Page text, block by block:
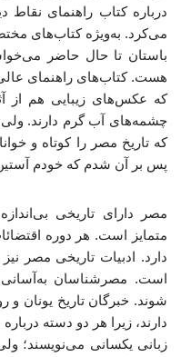
درباره کتاب راهنمای
می‌کرد. به‌ویژه کتاب‌های
باستان تا حال حاضر
هست. کتاب‌های راهنمای عالی
که عکس‌های زیبایی هم از
چشمه‌های آب گرم دارند. ولی
که تاریخ مصر را کوتاه و
پس بر آن شدم که خودم آستین
مصر دارای تاریخی
متمایز است. هر دوره
دارد. ادبیات تاریخی مصر
است. مصرشناسان به‌آسانی
شوند. خبرگان تاریخ یونان
دارند، زیرا هر دو دسته
زبانی یکسانی می‌نویسند؛